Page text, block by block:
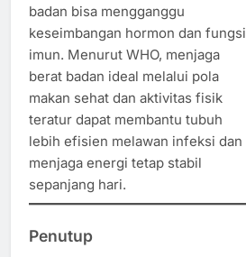
badan bisa mengganggu
keseimbangan hormon dan fungsi
imun. Menurut WHO, menjaga
berat badan ideal melalui pola
makan sehat dan aktivitas fisik
teratur dapat membantu tubuh
lebih efisien melawan infeksi dan
menjaga energi tetap stabil
sepanjang hari.
Penutup